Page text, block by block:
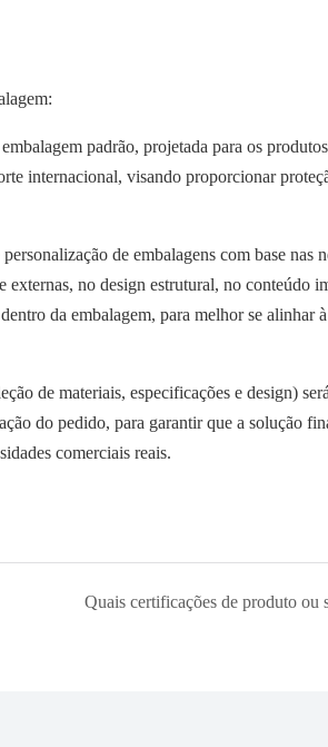
padrão, projetada para os
internacional, visando proporcionar
de embalagens com base nas
no design estrutural, no conteúdo
da embalagem, para melhor se alinhar
de materiais, especificações e design)
do pedido, para garantir que a solução
comerciais reais.